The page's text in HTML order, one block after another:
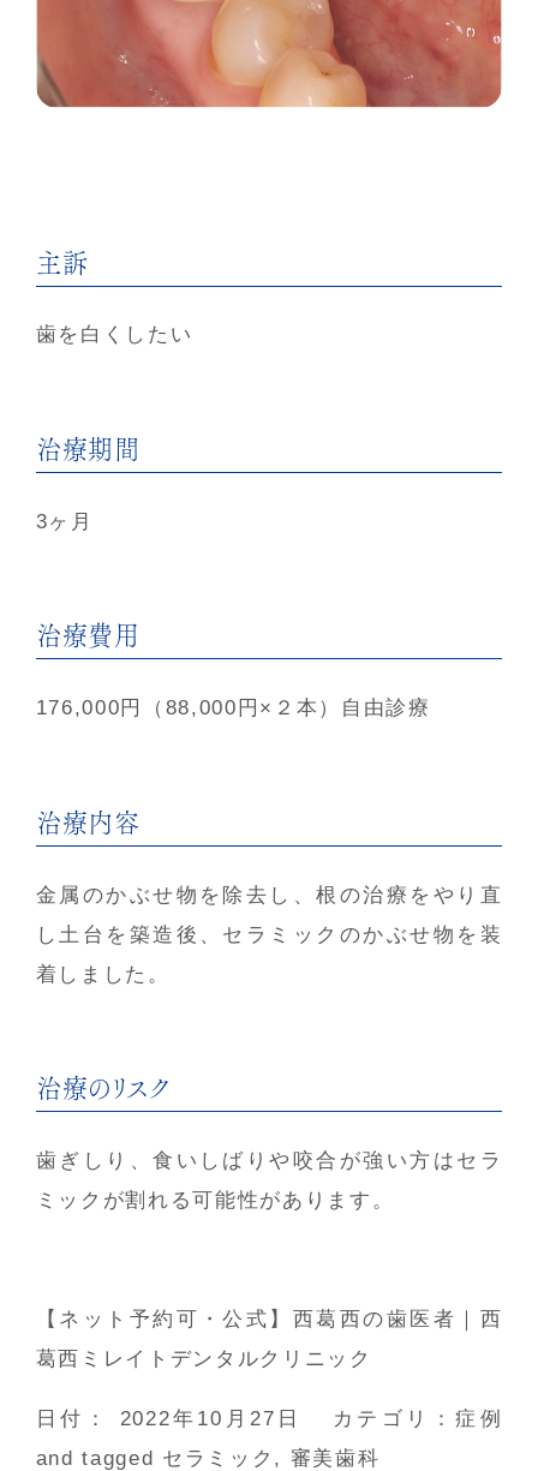
主訴
歯を白くしたい
治療期間
3ヶ月
治療費用
176,000円（88,000円×２本）自由診療
治療内容
金属のかぶせ物を除去し、根の治療をやり直
し土台を築造後、セラミックのかぶせ物を装
着しました。
治療のリスク
歯ぎしり、食いしばりや咬合が強い方はセラ
ミックが割れる可能性があります。
【ネット予約可・公式】西葛西の歯医者｜西
葛西ミレイトデンタルクリニック
日付： 2022年10月27日 カテゴリ：症例
and tagged セラミック , 審美歯科